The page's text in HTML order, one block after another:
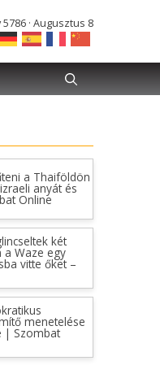
5786 · Augusztus 8
a Thaiföldön
anyát és
Online
két
a Waze egy
vitte őket –
menetelése
| Szombat